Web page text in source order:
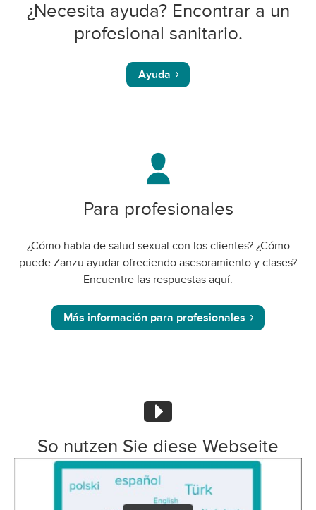
¿Necesita ayuda? Encontrar a un
profesional sanitario.
Ayuda
Para profesionales
¿Cómo habla de salud sexual con los clientes? ¿Cómo
puede Zanzu ayudar ofreciendo asesoramiento y clases?
Encuentre las respuestas aquí.
Más información para profesionales
So nutzen Sie diese Webseite